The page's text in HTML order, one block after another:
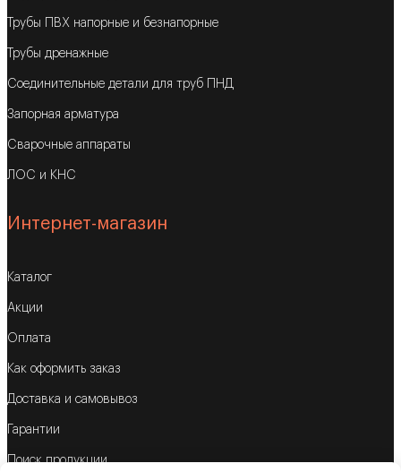
Трубы ПВХ напорные и безнапорные
Трубы дренажные
Соединительные детали для труб ПНД
Запорная арматура
Сварочные аппараты
ЛОС и КНС
Интернет-магазин
Каталог
Акции
Оплата
Как оформить заказ
Доставка и самовывоз
Гарантии
Поиск продукции